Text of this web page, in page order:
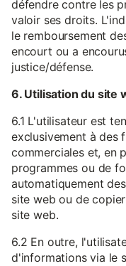
défendre contre les
valoir ses droits.
le remboursement
encourt ou a
justice/défense.
6. Utilisation du site
6.1 L'utilisateur est
exclusivement à des
commerciales et, en
programmes ou de
automatiquement
site web ou de
site web.
6.2 En outre,
d'informations via le